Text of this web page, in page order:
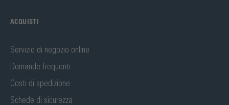
ACQUISTI
Servizio di negozio online
Domande frequenti
Costi di spedizione
Schede di sicurezza